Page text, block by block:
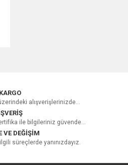
alışverişlerinizde...
ile bilgileriniz güvende...
VE DEĞİŞİM
süreçlerde yanınızdayız.